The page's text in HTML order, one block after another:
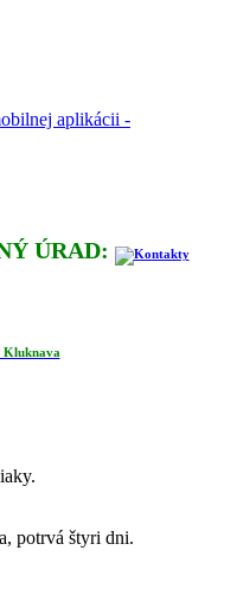
aplikácii -
ÚRAD:
Kluknava
potrvá štyri dni.